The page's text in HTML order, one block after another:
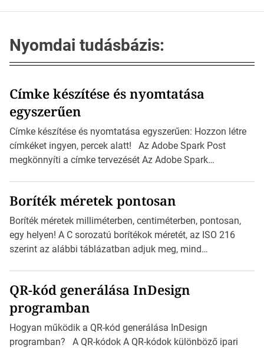
Nyomdai tudásbázis:
Címke készítése és nyomtatása
egyszerűen
Címke készítése és nyomtatása egyszerűen: Hozzon létre
címkéket ingyen, percek alatt! Az Adobe Spark Post
megkönnyíti a címke tervezését Az Adobe Spark
igazán foroghatnak a kreatív fogaskerekek, miközben
zajlik a saját címke készítése. Hogyan készítsünk címkét?
Válasszon méretet és alakot: Válassza ki a kívánt címke
méretét. Akár néhány személyes […]
Boríték méretek pontosan
Boríték méretek milliméterben, centiméterben, pontosan,
egy helyen! A C sorozatú borítékok méretét, az ISO 216
szerint az alábbi táblázatban adjuk meg, mind
az A4-es papírlaphoz viszonyítva. Az amerikai és észak-
amerikai boríték méretére az ISO 216 nem vonatkozik.
Boríték méretének táblázata C0-tól C10-ig […]
QR-kód generálása InDesign
programban
Hogyan működik a QR-kód generálása InDesign
programban? A QR-kódok A QR-kódok különböző ipari